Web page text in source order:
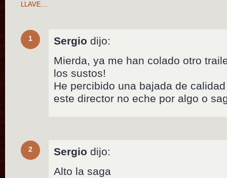
LLAVE…
1 Sergio dijo:
Mierda, ya me han colado otro
los sustos!
He percibido una bajada de
este director no eche por algo o
2 Sergio dijo:
Alto la saga